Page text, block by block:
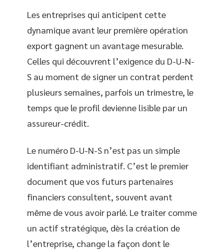
Les entreprises qui anticipent cette
dynamique avant leur première opération
export gagnent un avantage mesurable.
Celles qui découvrent l’exigence du D-U-N-
S au moment de signer un contrat perdent
plusieurs semaines, parfois un trimestre, le
temps que le profil devienne lisible par un
assureur-crédit.
Le numéro D-U-N-S n’est pas un simple
identifiant administratif. C’est le premier
document que vos futurs partenaires
financiers consultent, souvent avant
même de vous avoir parlé. Le traiter comme
un actif stratégique, dès la création de
l’entreprise, change la façon dont le